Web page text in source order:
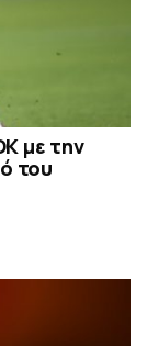
με την
του